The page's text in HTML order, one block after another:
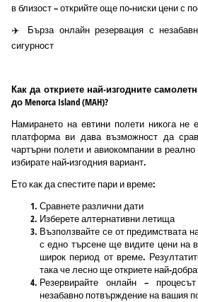
в близост – открийте още по-ниски цени с
✈️ Бърза онлайн резервация с
сигурност
Как да откриете най-изгодните
до Menorca Island (MAH)?
Намирането на евтини полети никога
платформа ви дава възможност да
чартърни полети и авиокомпании в
избирате най-изгодния вариант.
Ето как да спестите пари и време:
Сравнете различни дати
Изберете алтернативни летища
Възползвайте се от предимствата
с едно търсене ще видите цени на
широк период от време.
така че лесно ще откриете най-
Резервирайте онлайн –
незабавно потвърждение на вашия